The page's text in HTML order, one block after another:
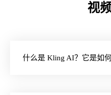
视
什么是 Kling AI？它是如何